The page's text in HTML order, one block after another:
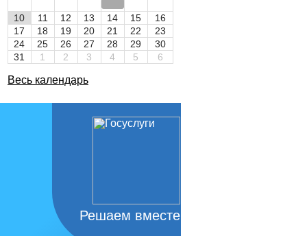
10 11 12 13 14 15
16
17
18 19 20 21 22
23
24
25 26 27 28 29
30
31
1 2 3 4 5 6
Весь календарь
Решаем вместе